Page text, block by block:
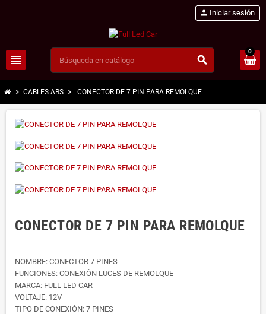
view_headline search
person Iniciar sesión
0
chevron_right CABLES ABS chevron_right CONECTOR DE 7 PIN PARA REMOLQUE
CONECTOR DE 7 PIN PARA REMOLQUE
NOMBRE: CONECTOR 7 PINES
FUNCIONES: CONEXIÓN LUCES DE REMOLQUE
MARCA: FULL LED CAR
VOLTAJE: 12V
TIPO DE CONEXIÓN: 7 PINES